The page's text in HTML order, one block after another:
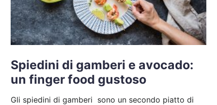
Spiedini di gamberi e avocado:
un finger food gustoso
Gli spiedini di gamberi sono un secondo piatto di